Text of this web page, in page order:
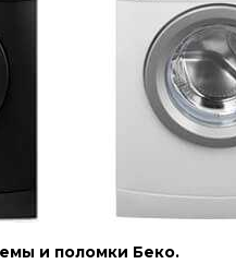
и поломки Беко.